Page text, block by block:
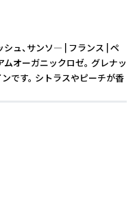
ュ、サンソ― | フランス | ペ
オーガニックロゼ。 グレナッ
です。 シトラスやピーチが香